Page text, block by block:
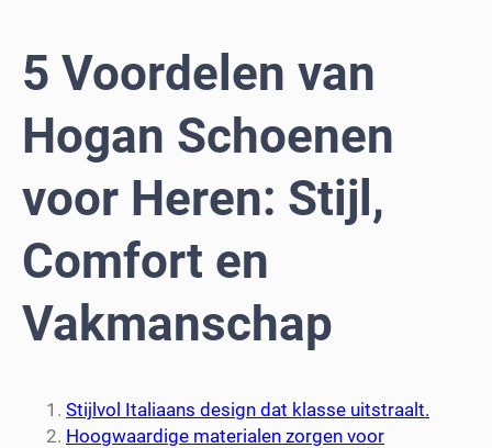
5 Voordelen van
Hogan Schoenen
voor Heren: Stijl,
Comfort en
Vakmanschap
Stijlvol Italiaans design dat klasse uitstraalt.
Hoogwaardige materialen zorgen voor